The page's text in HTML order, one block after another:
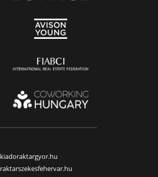
kiadoraktargyor.hu
raktarszekesfehervar.hu